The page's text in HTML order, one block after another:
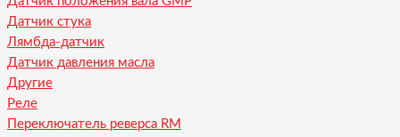
Датчик стука
Лямбда-датчик
Датчик давления масла
Другие
Реле
Переключатель реверса RM